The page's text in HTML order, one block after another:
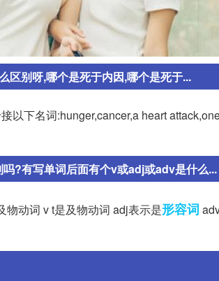
区别呀,哪个是死于内因,哪个是死于...
以下名词:hunger,cancer,a heart
?有写单词后面有个v或adj或adv是什么...
物动词 v t是及物动词 adj表示是形容词